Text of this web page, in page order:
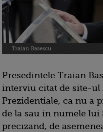
Traian Basescu
Presedintele Traian
interviu citat de site-
Prezidentiale, ca nu a
de la sau in numele lui
precizand, de